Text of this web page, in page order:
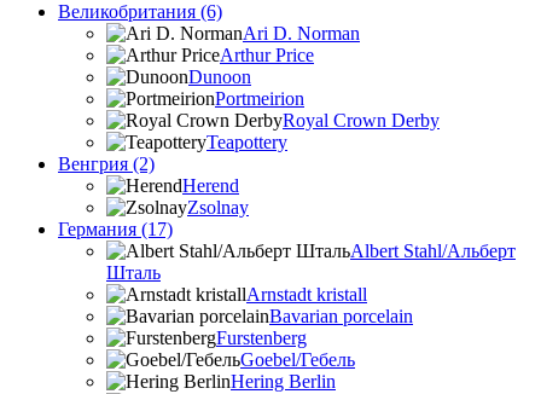
Великобритания (6)
Ari D. Norman
Arthur Price
Dunoon
Portmeirion
Royal Crown Derby
Teapottery
Венгрия (2)
Herend
Zsolnay
Германия (17)
Albert Stahl/Альбеpт
Шталь
Arnstadt kristall
Bavarian porcelain
Furstenberg
Goebel/Гебель
Hering Berlin